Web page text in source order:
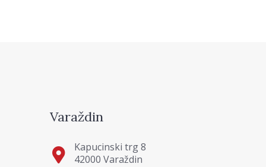
Varaždin
Kapucinski trg 8
42000 Varaždin